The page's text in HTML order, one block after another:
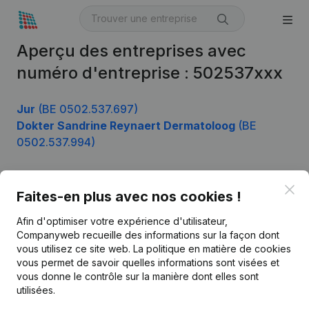
Aperçu des entreprises avec
numéro d'entreprise : 502537xxx
Jur (BE 0502.537.697)
Dokter Sandrine Reynaert Dermatoloog (BE
0502.537.994)
Faites-en plus avec nos cookies !
Afin d'optimiser votre expérience d'utilisateur,
Companyweb recueille des informations sur la façon dont
vous utilisez ce site web. La politique en matière de cookies
vous permet de savoir quelles informations sont visées et
vous donne le contrôle sur la manière dont elles sont
utilisées.
Français
Kantorenpark Everest
Produit
Informations d’entreprise
Monitoring
Recherche internationale